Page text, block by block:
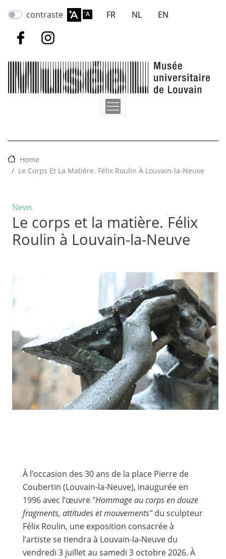
to
contraste FR NL EN
Home
Le Corps Et La Matière. Félix Roulin À Louvain-la-Neuve
News
Le corps et la matière. Félix
Roulin à Louvain-la-Neuve
À l’occasion des 30 ans de la place Pierre de
Coubertin (Louvain-la-Neuve), inaugurée en
1996 avec l’œuvre "Hommage au corps en douze
fragments, attitudes et mouvements"du sculpteur
Félix Roulin, une exposition consacrée à
l’artiste se tiendra à Louvain-la-Neuve du
vendredi 3 juillet au samedi 3 octobre 2026. À